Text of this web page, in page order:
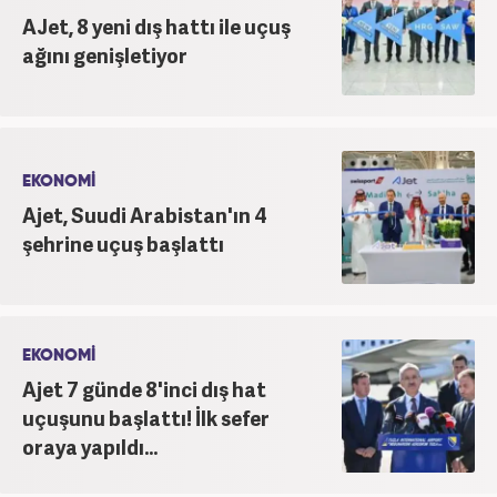
AJet, 8 yeni dış hattı ile uçuş
ağını genişletiyor
EKONOMİ
Ajet, Suudi Arabistan'ın 4
şehrine uçuş başlattı
EKONOMİ
Ajet 7 günde 8'inci dış hat
uçuşunu başlattı! İlk sefer
oraya yapıldı...